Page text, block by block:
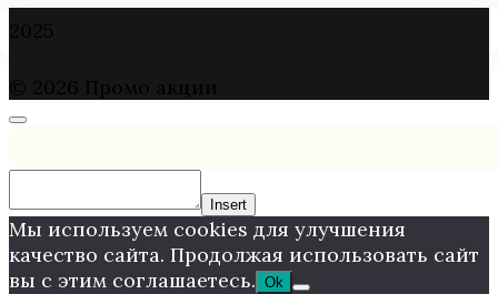
Insert
Мы используем cookies для улучшения
качество сайта. Продолжая использовать сайт
вы с этим соглашаетесь. Ok